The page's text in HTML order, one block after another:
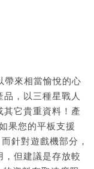
帶來相當愉悅的心
，以三種星戰人
其它貴重資料！產
果您的平板支援
針對遊戲機部分，
，但建議是存放較